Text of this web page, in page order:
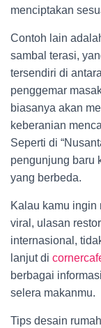
menciptakan
Contoh lain
sambal terasi,
tersendiri di
penggemar
biasanya akan
keberanian
Seperti di
pengunjung baru
yang berbeda.
Kalau kamu
viral, ulasan
internasional,
lanjut di
berbagai
selera makanmu.
Tips desain